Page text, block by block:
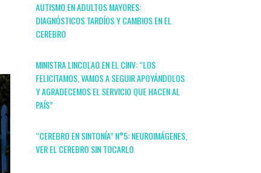
AUTISMO EN ADULTOS MAYORES:
DIAGNÓSTICOS TARDÍOS Y CAMBIOS EN EL
CEREBRO
MINISTRA LINCOLAO EN EL CINV: “LOS
FELICITAMOS, VAMOS A SEGUIR APOYÁNDOLOS
Y AGRADECEMOS EL SERVICIO QUE HACEN AL
PAÍS”
“CEREBRO EN SINTONÍA” N°5: NEUROIMÁGENES,
VER EL CEREBRO SIN TOCARLO